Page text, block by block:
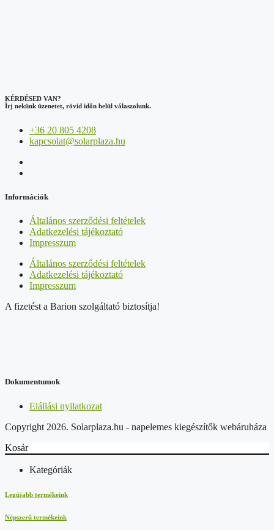
KÉRDÉSED VAN?
Írj nekünk üzenetet, rövid időn belül válaszolunk.
+36 20 805 4208
kapcsolat@solarplaza.hu
Információk
Általános szerződési feltételek
Adatkezelési tájékoztató
Impresszum
Általános szerződési feltételek
Adatkezelési tájékoztató
Impresszum
A fizetést a Barion szolgáltató biztosítja!
Dokumentumok
Elállási nyilatkozat
Copyright 2026. Solarplaza.hu - napelemes kiegészítők webáruháza
Kosár
Kategóriák
Legújabb termékeink
Népszerű termékeink